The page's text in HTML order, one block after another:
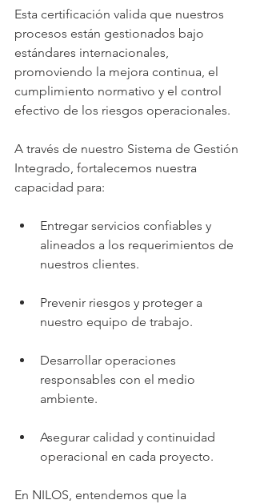
Esta certificación valida que nuestros
procesos están gestionados bajo
estándares internacionales,
promoviendo la mejora continua, el
cumplimiento normativo y el control
efectivo de los riesgos operacionales.
A través de nuestro Sistema de Gestión
Integrado, fortalecemos nuestra
capacidad para:
Entregar servicios confiables y
alineados a los requerimientos de
nuestros clientes.
Prevenir riesgos y proteger a
nuestro equipo de trabajo.
Desarrollar operaciones
responsables con el medio
ambiente.
Asegurar calidad y continuidad
operacional en cada proyecto.
En NILOS, entendemos que la